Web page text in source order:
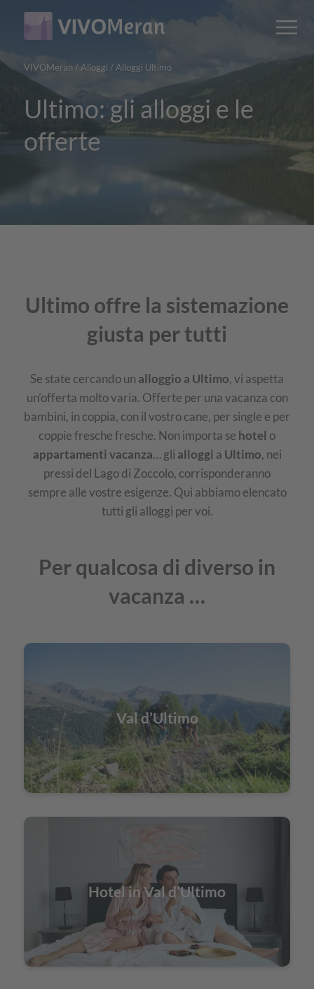
Main
content
Main
navigation
VIVOMeran/Alloggi / Alloggi Ultimo
Ultimo: gli alloggi e le
offerte
Ultimo offre la sistemazione
giusta per tutti
Se state cercando un alloggio a Ultimo, vi aspetta
un’offerta molto varia. Offerte per una vacanza con
bambini, in coppia, con il vostro cane, per single e per
coppie fresche fresche. Non importa se hotel o
appartamenti vacanza… gli alloggi a Ultimo, nei
pressi del Lago di Zoccolo, corrisponderanno
sempre alle vostre esigenze. Qui abbiamo elencato
tutti gli alloggi per voi.
Per qualcosa di diverso in
vacanza …
Val d’Ultimo
Hotel in Val d’Ultimo